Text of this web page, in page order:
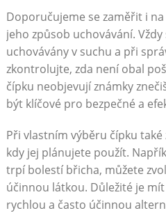
Doporučujeme se zaměřit i
jeho způsob uchovávání.
uchovávány v suchu a při
zkontrolujte, zda není obal
čípku neobjevují známky
být klíčové pro bezpečné a
Při vlastním výběru čípku
kdy jej plánujete použít.
trpí bolestí břicha, můžete
účinnou látkou. Důležité je
rychlou a často účinnou